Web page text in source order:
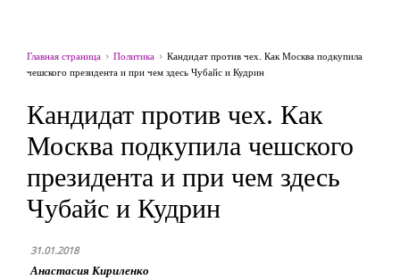
Главная страница Политика
Кандидат против чех. Как Москва подкупила
чешского президента и при чем здесь Чубайс и Кудрин
Кандидат против чех. Как
Москва подкупила чешского
президента и при чем здесь
Чубайс и Кудрин
31.01.2018
Анастасия Кириленко